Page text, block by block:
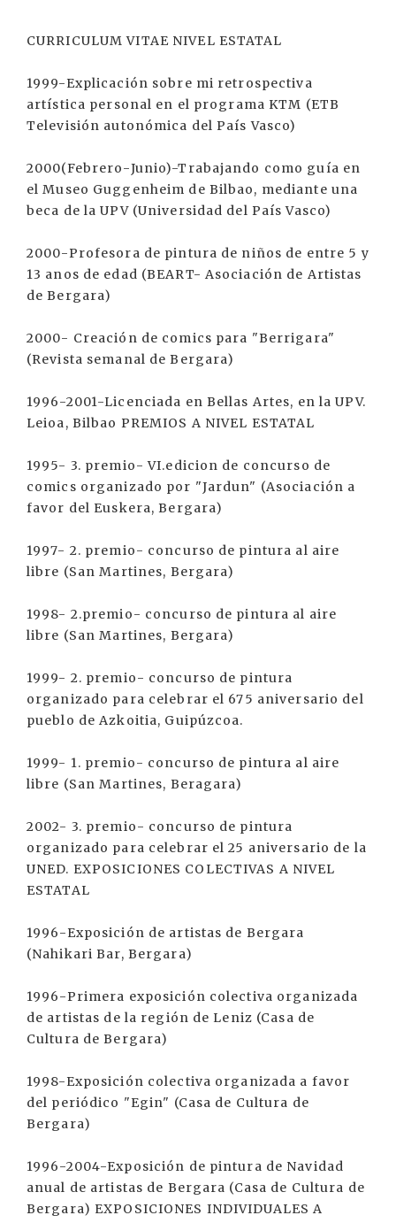
CURRICULUM VITAE NIVEL ESTATAL
1999-Explicación sobre mi retrospectiva
artística personal en el programa KTM (ETB
Televisión autonómica del País Vasco)
2000(Febrero-Junio)-Trabajando como guía en
el Museo Guggenheim de Bilbao, mediante una
beca de la UPV (Universidad del País Vasco)
2000-Profesora de pintura de niños de entre 5 y
13 anos de edad (BEART- Asociación de Artistas
de Bergara)
2000- Creación de comics para "Berrigara"
(Revista semanal de Bergara)
1996-2001-Licenciada en Bellas Artes, en la UPV.
Leioa, Bilbao PREMIOS A NIVEL ESTATAL
1995- 3. premio- VI.edicion de concurso de
comics organizado por "Jardun" (Asociación a
favor del Euskera, Bergara)
1997- 2. premio- concurso de pintura al aire
libre (San Martines, Bergara)
1998- 2.premio- concurso de pintura al aire
libre (San Martines, Bergara)
1999- 2. premio- concurso de pintura
organizado para celebrar el 675 aniversario del
pueblo de Azkoitia, Guipúzcoa.
1999- 1. premio- concurso de pintura al aire
libre (San Martines, Beragara)
2002- 3. premio- concurso de pintura
organizado para celebrar el 25 aniversario de la
UNED. EXPOSICIONES COLECTIVAS A NIVEL
ESTATAL
1996-Exposición de artistas de Bergara
(Nahikari Bar, Bergara)
1996-Primera exposición colectiva organizada
de artistas de la región de Leniz (Casa de
Cultura de Bergara)
1998-Exposición colectiva organizada a favor
del periódico "Egin" (Casa de Cultura de
Bergara)
1996-2004-Exposición de pintura de Navidad
anual de artistas de Bergara (Casa de Cultura de
Bergara) EXPOSICIONES INDIVIDUALES A